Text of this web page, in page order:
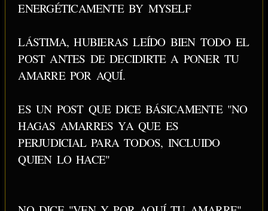
ENERGÉTICAMENTE BY MYSELF
LÁSTIMA, HUBIERAS LEÍDO BIEN TODO EL
POST ANTES DE DECIDIRTE A PONER TU
AMARRE POR AQUÍ.
ES UN POST QUE DICE BÁSICAMENTE "NO
HAGAS AMARRES YA QUE ES
PERJUDICIAL PARA TODOS, INCLUIDO
QUIEN LO HACE"